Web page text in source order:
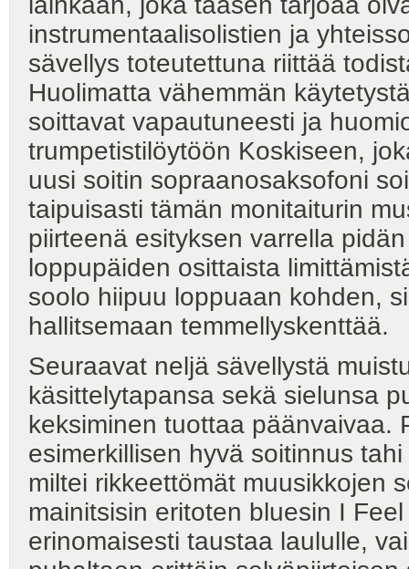
instrumentaalisolistien ja
sävellys toteutettuna riittää
Huolimatta vähemmän
soittavat vapautuneesti ja
trumpetistilöytöön Koskiseen,
uusi soitin sopraanosaksofoni
taipuisasti tämän monitaiturin
piirteenä esityksen varrella
loppupäiden osittaista
soolo hiipuu loppuaan kohden,
hallitsemaan temmellyskenttää.
Seuraavat neljä sävellystä
käsittelytapansa sekä sielunsa
keksiminen tuottaa päänvaivaa.
esimerkillisen hyvä soitinnus
miltei rikkeettömät muusikkojen
mainitsisin eritoten bluesin I
erinomaisesti taustaa laululle,